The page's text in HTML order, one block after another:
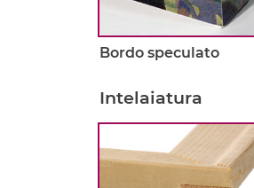
Bordo speculato
Intelaiatura